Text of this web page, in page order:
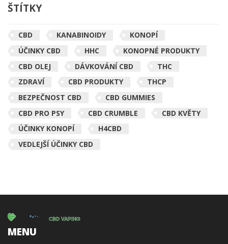
ŠTÍTKY
CBD KANABINOIDY
KONOPÍ
ÚČINKY CBD
HHC
KONOPNÉ PRODUKTY
CBD OLEJ
DÁVKOVÁNÍ CBD
THC
ZDRAVÍ
CBD PRODUKTY
THCP
BEZPEČNOST CBD
CBD GUMMIES
CBD PRO PSY
CBD CRUMBLE
CBD KVĚTY
ÚČINKY KONOPÍ
H4CBD
VEDLEJŠÍ ÚČINKY CBD
MENU